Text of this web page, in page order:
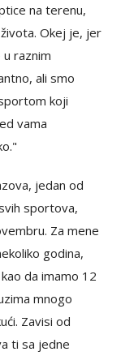
na terenu,
Okej je, jer
raznim
ali smo
koji
vama
jedan od
sportova,
Za mene
godina,
da imamo 12
mnogo
Zavisi od
ti sa jedne